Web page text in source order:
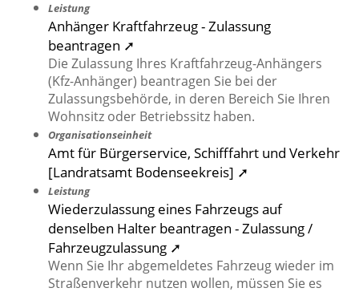
Leistung
Anhänger Kraftfahrzeug - Zulassung
beantragen ➚
Die Zulassung Ihres Kraftfahrzeug-Anhängers
(Kfz-Anhänger) beantragen Sie bei der
Zulassungsbehörde, in deren Bereich Sie Ihren
Wohnsitz oder Betriebssitz haben.
Organisationseinheit
Amt für Bürgerservice, Schifffahrt und Verkehr
[Landratsamt Bodenseekreis] ➚
Leistung
Wiederzulassung eines Fahrzeugs auf
denselben Halter beantragen - Zulassung /
Fahrzeugzulassung ➚
Wenn Sie Ihr abgemeldetes Fahrzeug wieder im
Straßenverkehr nutzen wollen, müssen Sie es